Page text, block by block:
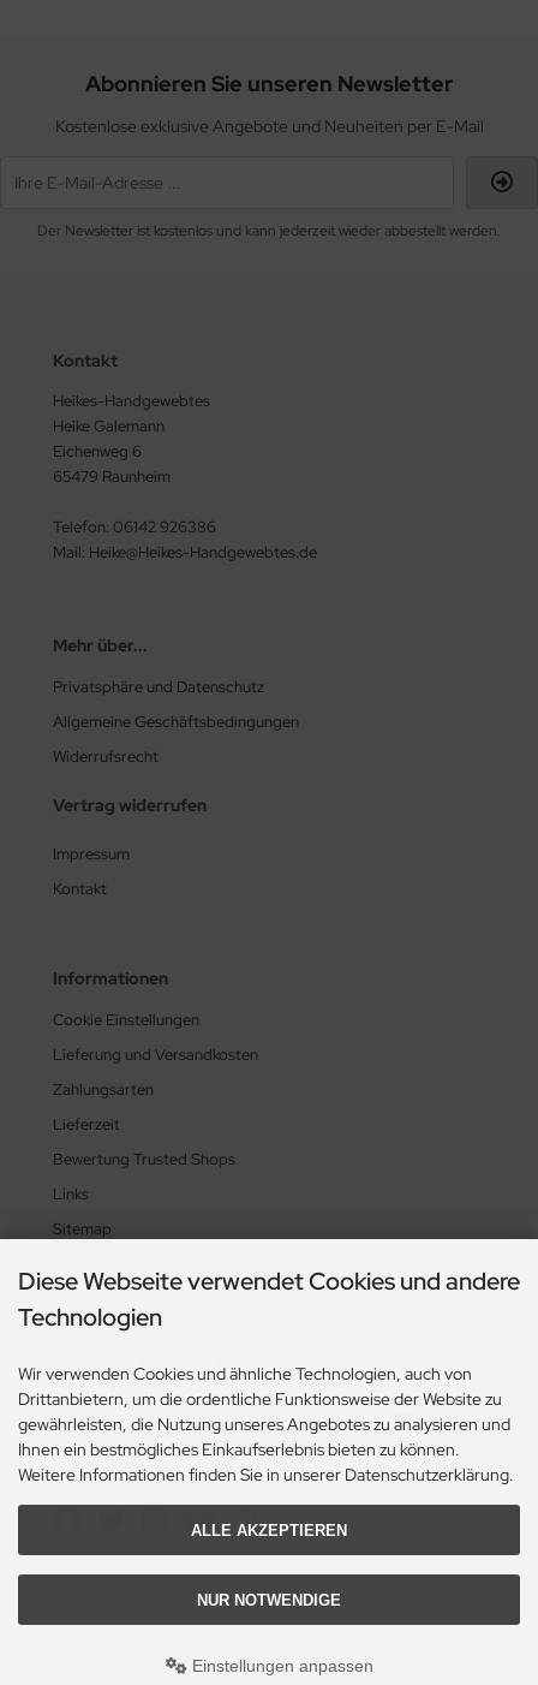
Abonnieren Sie unseren Newsletter
Kostenlose exklusive Angebote und Neuheiten per E-Mail
Der Newsletter ist kostenlos und kann jederzeit wieder abbestellt werden.
Kontakt
Heikes-Handgewebtes
Heike Galemann
Eichenweg 6
65479 Raunheim
Telefon: 06142 926386
Mail: Heike@Heikes-Handgewebtes.de
Mehr über...
Privatsphäre und Datenschutz
Allgemeine Geschäftsbedingungen
Widerrufsrecht
Vertrag widerrufen
Impressum
Kontakt
Informationen
Cookie Einstellungen
Lieferung und Versandkosten
Zahlungsarten
Lieferzeit
Bewertung Trusted Shops
Links
Sitemap
Zahlungsmethoden
Social Media
heikes-handgewebtes.de/shop/ - All rights reserved.
Diese Webseite verwendet Cookies und andere
Technologien
Wir verwenden Cookies und ähnliche Technologien, auch von
Drittanbietern, um die ordentliche Funktionsweise der Website zu
gewährleisten, die Nutzung unseres Angebotes zu analysieren und
Ihnen ein bestmögliches Einkaufserlebnis bieten zu können.
Weitere Informationen finden Sie in unserer Datenschutzerklärung.
ALLE AKZEPTIEREN
NUR NOTWENDIGE
Einstellungen anpassen